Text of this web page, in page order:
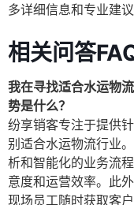
多详细信息和专业建议
相关问答
我在寻找适合水运物
势是什么？
纷享销客专注于提供
别适合水运物流行业
析和智能化的业务流
意度和运营效率。此
现场员工随时获取客户